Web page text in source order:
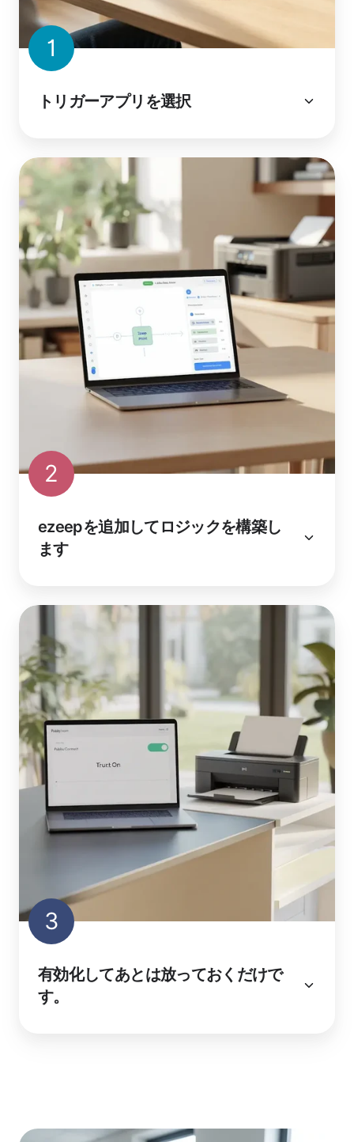
1
トリガーアプリを選択
2
ezeepを追加してロジックを構築し
ます
3
有効化してあとは放っておくだけで
す。